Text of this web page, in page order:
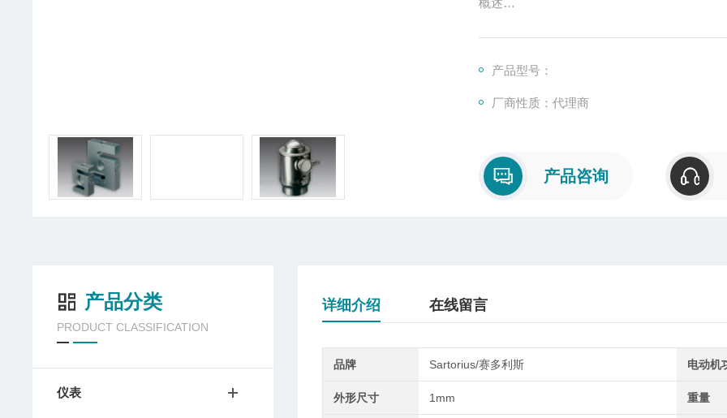
概述
造，适用于于不同规格称重传感器。
产品型号：
厂商性质：代理商
产品咨询
详细介绍 在线留言
品牌 Sartorius/赛多利斯 电动机
外形尺寸 1mm 重量
产品分类
PRODUCT CLASSIFICATION
仪表